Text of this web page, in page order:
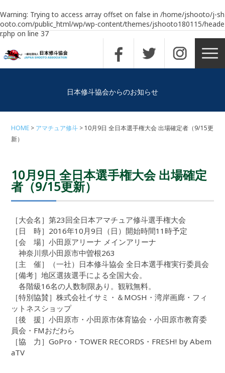
Warning: Trying to access array offset on false in /home/jshooto/j-sh
ooto.com/public_html/wp/wp-content/themes/jshooto180115/heade
r.phpon line37
日本修斗協会からのお知らせ
HOME アマチュア修斗
10月9日 全日本選手権大会 出場確定者（9/15更
新）
10月9日 全日本選手権大会 出場確定
者（9/15更新）
［大会名］第23回全日本アマチュア修斗選手権大会
［日 時］2016年10月9日（日）開始時間11時予定
［会 場］小田原アリーナ メインアリーナ
神奈川県小田原市中曽根263
［主 催］（一社）日本修斗協会 全日本選手権実行委員会
［備考］地区選抜選手による全国大会。
各階級16名の人数制限あり。観戦無料。
［特別協賛］株式会社イサミ・＆MOSH・湾岸画廊・フィ
ットネスショップ
［後 援］小田原市・小田原市体育協会・小田原市教育委
員会・FMおだわら
［協 力］GoPro・TOWER RECORDS・FRESH! by Abem
aTV